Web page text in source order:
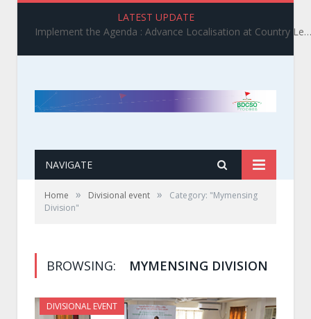
LATEST UPDATE
Implement the Agenda : Advance Localisation at Country Level_ BDCSO COAST 2025 Survey Report Findings on the Grand Bargain 3.0 Implementation
NAVIGATE
Home » Divisional event »
Category: "Mymensing
Division"
BROWSING: MYMENSING DIVISION
DIVISIONAL EVENT